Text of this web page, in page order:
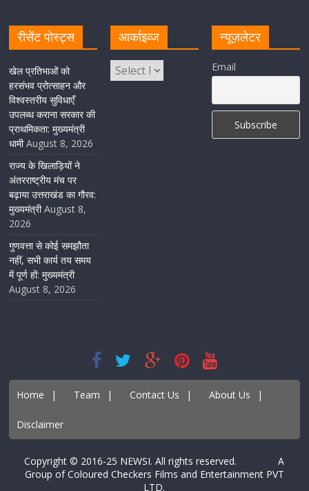
केंद्रीय रेल मंत्री ने मुख्यमंत्री के अनुरोध पर बनबसा रेलवे स्टेशन पर
अमृतसर–टनकपुर एक्सप्रेस के ठहराव को स्वीकृति
रीसेंट पोस्ट्स
खेल प्रतिभाओं को
हरसंभव प्रोत्साहन और
विश्वस्तरीय सुविधाएँ
उपलब्ध कराना सरकार की
प्राथमिकता: मुख्यमंत्री
धामी August 8, 2026
राज्य के खिलाड़ियों ने
अंतरराष्ट्रीय मंच पर
बढ़ाया उत्तराखंड का गौरव:
मुख्यमंत्री August 8,
2026
गुणवत्ता से कोई समझौता
नहीं, सभी कार्य तय समय
में पूर्ण हों: मुख्यमंत्री
August 8, 2026
आर्काइव्ज न्यूज़लेटर
Email
Home | Team | Contact Us | About Us |
Disclaimer
Copyright © 2016-25 NEWSI. All rights reserved. A
Group of Coloured Checkers Films and Entertainment PVT
LTD.